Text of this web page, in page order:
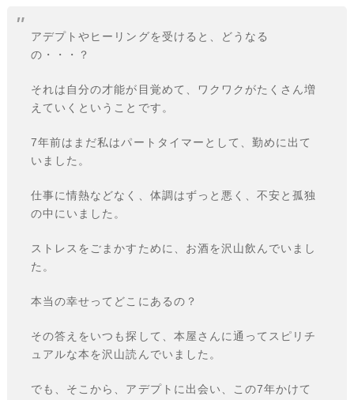
アデプトやヒーリングを受けると、どうなる
の・・・？
それは自分の才能が目覚めて、ワクワクがたくさん増
えていくということです。
7年前はまだ私はパートタイマーとして、勤めに出て
いました。
仕事に情熱などなく、体調はずっと悪く、不安と孤独
の中にいました。
ストレスをごまかすために、お酒を沢山飲んでいまし
た。
本当の幸せってどこにあるの？
その答えをいつも探して、本屋さんに通ってスピリチ
ュアルな本を沢山読んでいました。
でも、そこから、アデプトに出会い、この7年かけて